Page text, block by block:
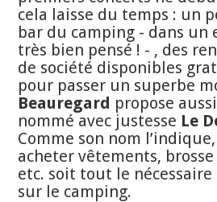
cela laisse du temps : un
bar du camping - dans un
très bien pensé ! - , des
de société disponibles
pour passer un superbe
Beauregard propose
nommé avec justesse Le
Comme son nom
acheter vêtements,
etc. soit tout le nécessaire
sur le camping.